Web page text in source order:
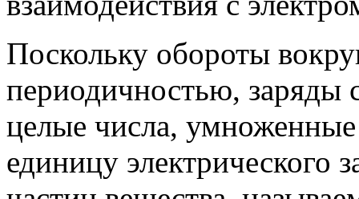
Поскольку обороты
периодичностью, заряды
целые числа,
единицу электрического